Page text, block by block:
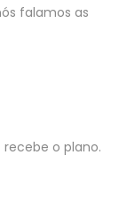
falamos as
o plano.